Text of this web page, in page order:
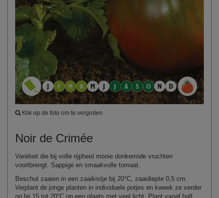
Klik op de foto om te vergroten
Noir de Crimée
Variëteit die bij volle rijpheid mooie donkerrode vruchten
voortbrengt. Sappige en smaakvolle tomaat.
Beschut zaaien in een zaaikistje bij 20°C, zaaidiepte 0,5 cm.
Verplant de jonge planten in individuele potjes en kweek ze verder
op bij 15 tot 20°C op een plaats met veel licht. Plant vanaf half